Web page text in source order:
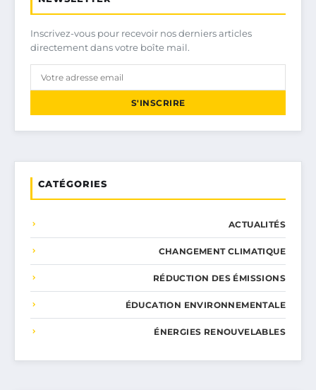
Inscrivez-vous pour recevoir nos derniers articles
directement dans votre boîte mail.
S'INSCRIRE
CATÉGORIES
ACTUALITÉS
CHANGEMENT CLIMATIQUE
RÉDUCTION DES ÉMISSIONS
ÉDUCATION ENVIRONNEMENTALE
ÉNERGIES RENOUVELABLES